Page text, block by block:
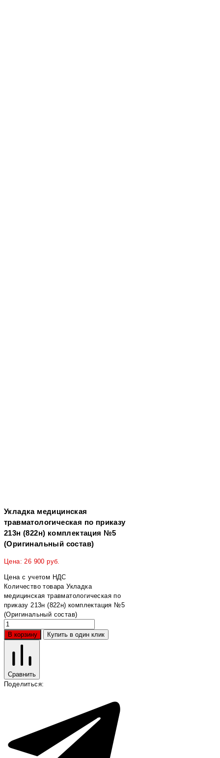
Укладка медицинская
травматологическая по приказу
213н (822н) комплектация №5
(Оригинальный состав)
Цена:26 900 руб.
Цена с учетом НДС
Количество товара Укладка
медицинская травматологическая по
приказу 213н (822н) комплектация №5
(Оригинальный состав)
В корзину Купить в один клик
Сравнить
Поделиться: